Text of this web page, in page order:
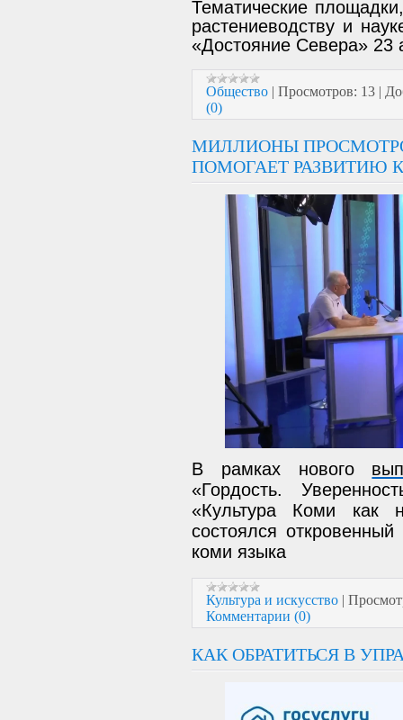
Тематические
растениеводству и
«Достояние Севера»
Общество | Просмотров: 13 |
(0)
МИЛЛИОНЫ
ПОМОГАЕТ РАЗВИТИЮ
В рамках нового
«Гордость.
«Культура Коми как
состоялся
коми языка
Культура и искусство |
Комментарии (0)
КАК ОБРАТИТЬСЯ В